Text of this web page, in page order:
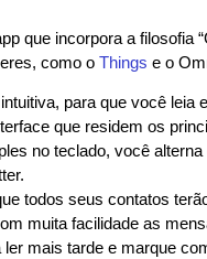
que incorpora a filosofia
como o Things e o
para que você
que residem os
no teclado, você
todos seus contatos
muita facilidade as
mais tarde e marque